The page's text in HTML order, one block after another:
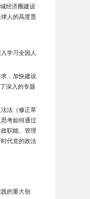
经济圈建设
人的高度责
学习全国人
，加快建设
深入的专题
法（修正草
考如何通过
职能、管理
代党的政法
的重大创